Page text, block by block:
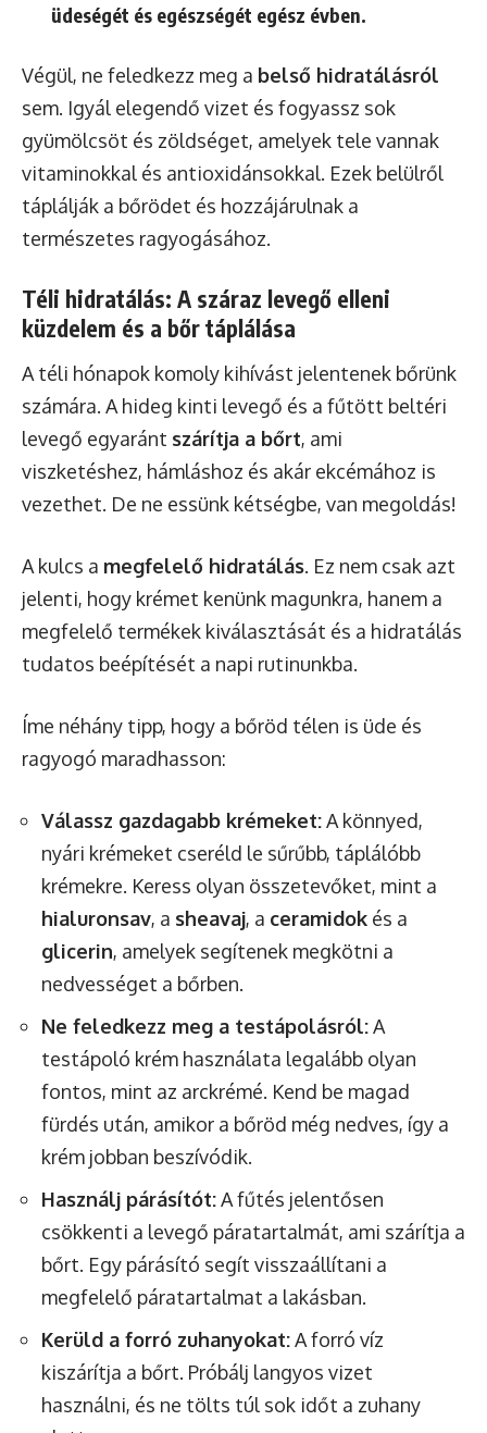
üdeségét és egészségét egész évben.
Végül, ne feledkezz meg a belső hidratálásról
sem. Igyál elegendő vizet és fogyassz sok
gyümölcsöt és zöldséget, amelyek tele vannak
vitaminokkal és antioxidánsokkal. Ezek belülről
táplálják a bőrödet és hozzájárulnak a
természetes ragyogásához.
Téli hidratálás: A száraz levegő elleni
küzdelem és a bőr táplálása
A téli hónapok komoly kihívást jelentenek bőrünk
számára. A hideg kinti levegő és a fűtött beltéri
levegő egyaránt szárítja a bőrt, ami
viszketéshez, hámláshoz és akár ekcémához is
vezethet. De ne essünk kétségbe, van megoldás!
A kulcs a megfelelő hidratálás. Ez nem csak azt
jelenti, hogy krémet kenünk magunkra, hanem a
megfelelő termékek kiválasztását és a hidratálás
tudatos beépítését a napi rutinunkba.
Íme néhány tipp, hogy a bőröd télen is üde és
ragyogó maradhasson:
Válassz gazdagabb krémeket:A könnyed,
nyári krémeket cseréld le sűrűbb, táplálóbb
krémekre. Keress olyan összetevőket, mint a
hialuronsav, a sheavaj, a ceramidok és a
glicerin, amelyek segítenek megkötni a
nedvességet a bőrben.
Ne feledkezz meg a testápolásról:A
testápoló krém használata legalább olyan
fontos, mint az arckrémé. Kend be magad
fürdés után, amikor a bőröd még nedves, így a
krém jobban beszívódik.
Használj párásítót:A fűtés jelentősen
csökkenti a levegő páratartalmát, ami szárítja a
bőrt. Egy párásító segít visszaállítani a
megfelelő páratartalmat a lakásban.
Kerüld a forró zuhanyokat:A forró víz
kiszárítja a bőrt. Próbálj langyos vizet
használni, és ne tölts túl sok időt a zuhany